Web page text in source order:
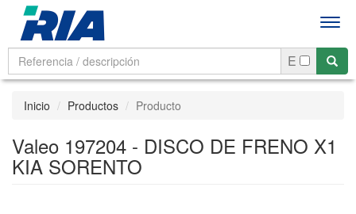
E
Inicio Productos Producto
Valeo 197204 - DISCO DE FRENO X1
KIA SORENTO